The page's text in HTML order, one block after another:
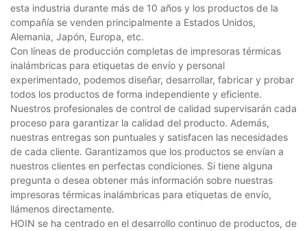
esta industria durante más de 10 años y los productos de la
compañía se venden principalmente a Estados Unidos,
Alemania, Japón, Europa, etc.
Con líneas de producción completas de impresoras térmicas
inalámbricas para etiquetas de envío y personal
experimentado, podemos diseñar, desarrollar, fabricar y probar
todos los productos de forma independiente y eficiente.
Nuestros profesionales de control de calidad supervisarán cada
proceso para garantizar la calidad del producto. Además,
nuestras entregas son puntuales y satisfacen las necesidades
de cada cliente. Garantizamos que los productos se envían a
nuestros clientes en perfectas condiciones. Si tiene alguna
pregunta o desea obtener más información sobre nuestras
impresoras térmicas inalámbricas para etiquetas de envío,
llámenos directamente.
HOIN se ha centrado en el desarrollo continuo de productos, de